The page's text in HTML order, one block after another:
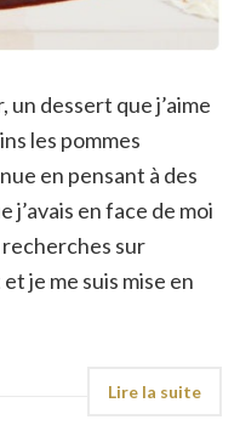
un dessert que j’aime
les pommes
en pensant à des
en face de moi
recherches sur
je me suis mise en